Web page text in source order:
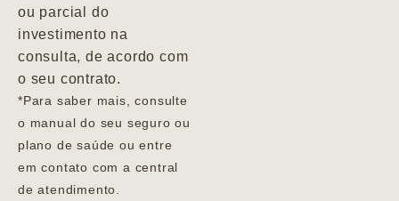
ou parcial do
investimento na
consulta, de acordo com
o seu contrato.
*Para saber mais, consulte
o manual do seu seguro ou
plano de saúde ou entre
em contato com a central
de atendimento.